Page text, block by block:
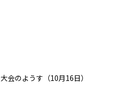
会のようす（10月16日）